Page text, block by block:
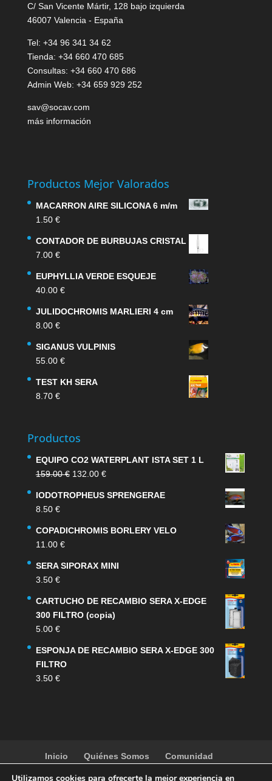
C/ San Vicente Mártir, 128 bajo izquierda
46007 Valencia - España
Tel: +34 96 341 34 62
Tienda: +34 660 470 685
Consultas: +34 660 470 686
Admin Web: +34 659 929 252
sav@socav.com
más información
Productos Mejor Valorados
MACARRON AIRE SILICONA 6 m/m
1.50 €
CONTADOR DE BURBUJAS CRISTAL
7.00 €
EUPHYLLIA VERDE ESQUEJE
40.00 €
JULIDOCHROMIS MARLIERI 4 cm
8.00 €
SIGANUS VULPINIS
55.00 €
TEST KH SERA
8.70 €
Productos
EQUIPO CO2 WATERPLANT ISTA SET 1 L
159.00€ El
original
159.00 €.
132.00 €El
actual
132.00 €.
IODOTROPHEUS SPRENGERAE
8.50 €
COPADICHROMIS BORLERY VELO
11.00 €
SERA SIPORAX MINI
3.50 €
CARTUCHO DE RECAMBIO SERA X-EDGE
300 FILTRO (copia)
5.00 €
ESPONJA DE RECAMBIO SERA X-EDGE 300
FILTRO
3.50 €
Inicio Quiénes Somos
Comunidad
Utilizamos cookies para ofrecerte la mejor experiencia en